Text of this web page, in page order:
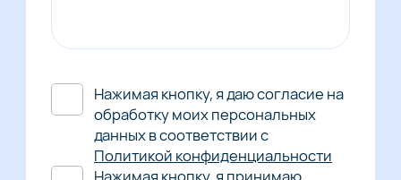
Нажимая кнопку, я даю согласие на
обработку моих персональных
данных в соответствии с
Политикой конфиденциальности